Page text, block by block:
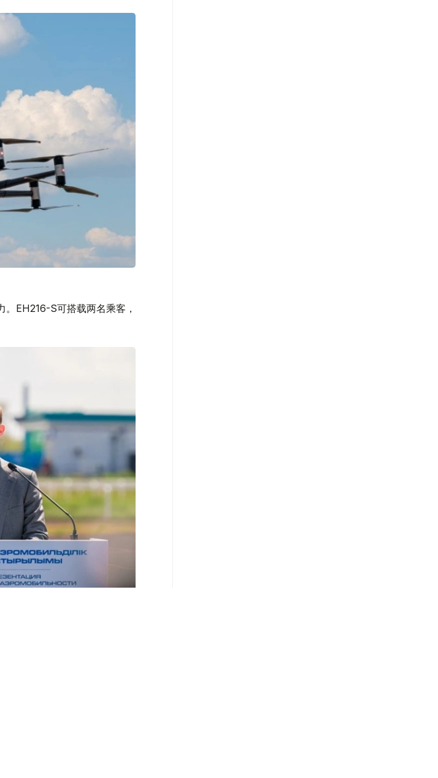
EH216-S可搭载两名乘客，